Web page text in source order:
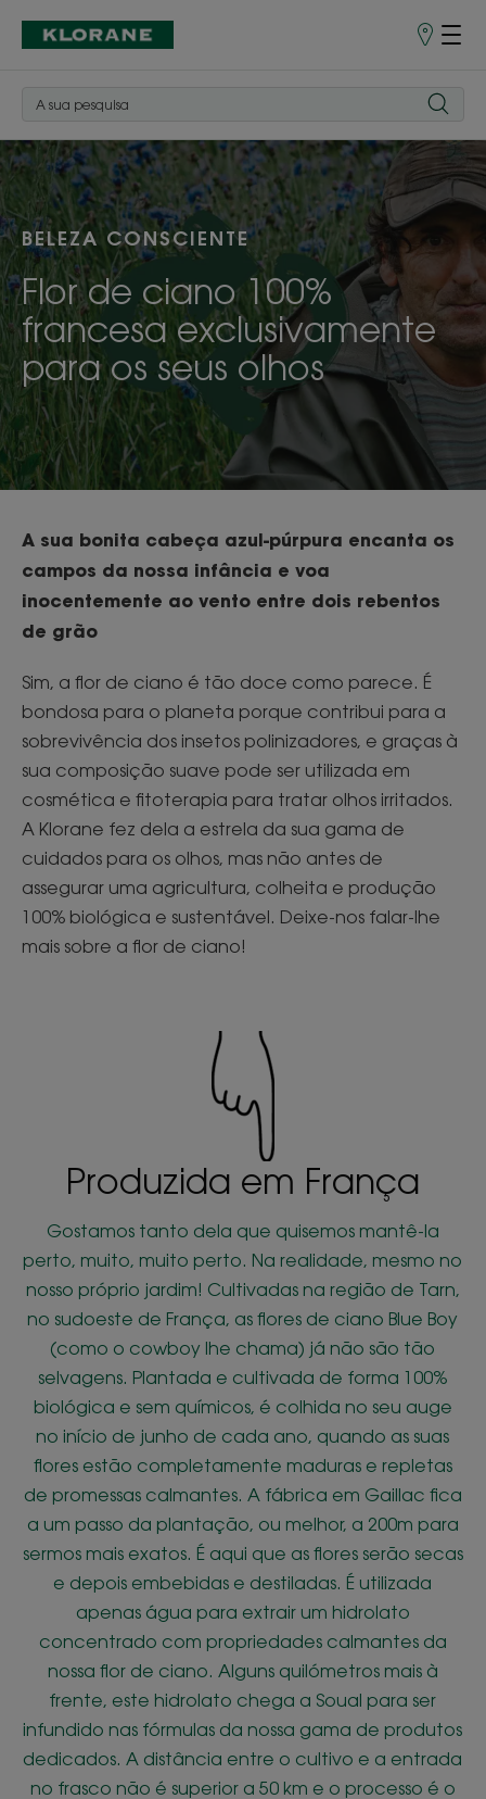
Pontos
BELEZA CONSCIENTE
Flor de ciano 100%
francesa exclusivamente
para os seus olhos
A sua bonita cabeça azul-púrpura encanta os
campos da nossa infância e voa
inocentemente ao vento entre dois rebentos
de grão
Sim, a flor de ciano é tão doce como parece. É
bondosa para o planeta porque contribui para a
sobrevivência dos insetos polinizadores, e graças à
sua composição suave pode ser utilizada em
cosmética e fitoterapia para tratar olhos irritados.
A Klorane fez dela a estrela da sua gama de
cuidados para os olhos, mas não antes de
assegurar uma agricultura, colheita e produção
100% biológica e sustentável. Deixe-nos falar-lhe
mais sobre a flor de ciano!
Produzida em França
Gostamos tanto dela que quisemos mantê-la
perto, muito, muito perto. Na realidade, mesmo no
nosso próprio jardim! Cultivadas na região de Tarn,
no sudoeste de França, as flores de ciano Blue Boy
(como o cowboy lhe chama) já não são tão
selvagens. Plantada e cultivada de forma 100%
biológica e sem químicos, é colhida no seu auge
no início de junho de cada ano, quando as suas
flores estão completamente maduras e repletas
de promessas calmantes. A fábrica em Gaillac fica
a um passo da plantação, ou melhor, a 200m para
sermos mais exatos. É aqui que as flores serão secas
e depois embebidas e destiladas. É utilizada
apenas água para extrair um hidrolato
concentrado com propriedades calmantes da
nossa flor de ciano. Alguns quilómetros mais à
frente, este hidrolato chega a Soual para ser
infundido nas fórmulas da nossa gama de produtos
dedicados. A distância entre o cultivo e a entrada
no frasco não é superior a 50 km e o processo é o